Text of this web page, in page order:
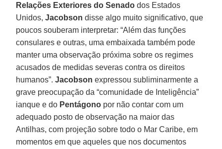
Relações Exteriores do Senado dos Estados
Unidos,Jacobson disse algo muito significativo, que
poucos souberam interpretar: “Além das funções
consulares e outras, uma embaixada também pode
manter uma observação próxima sobre os regimes
acusados de medidas severas contra os direitos
humanos”.Jacobson expressou subliminarmente a
grave preocupação da “comunidade de Inteligência”
ianque e do Pentágono por não contar com um
adequado posto de observação na maior das
Antilhas, com projeção sobre todo o Mar Caribe, em
momentos em que aqueles que nos documentos